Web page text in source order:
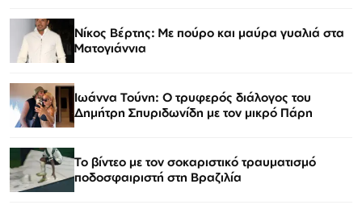
Νίκος Βέρτης: Με πούρο και μαύρα γυαλιά στα
Ματογιάννια
Ιωάννα Τούνη: Ο τρυφερός διάλογος του
Δημήτρη Σπυριδωνίδη με τον μικρό Πάρη
Το βίντεο με τον σοκαριστικό τραυματισμό
ποδοσφαιριστή στη Βραζιλία